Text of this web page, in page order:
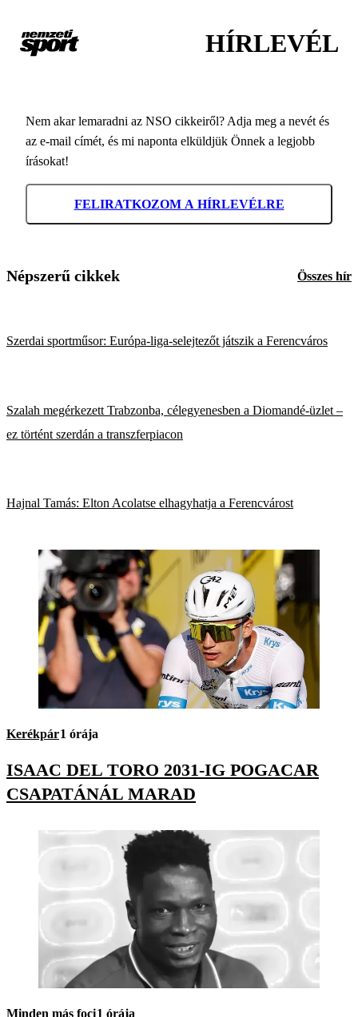
HÍRLEVÉL
Nem akar lemaradni az NSO cikkeiről? Adja meg a nevét és
az e-mail címét, és mi naponta elküldjük Önnek a legjobb
írásokat!
FELIRATKOZOM A HÍRLEVÉLRE
Népszerű cikkek Összes hír
Szerdai sportműsor: Európa-liga-selejtezőt játszik a Ferencváros
Szalah megérkezett Trabzonba, célegyenesben a Diomandé-üzlet –
ez történt szerdán a transzferpiacon
Hajnal Tamás: Elton Acolatse elhagyhatja a Ferencvárost
Kerékpár1 órája
ISAAC DEL TORO 2031-IG POGACAR
CSAPATÁNÁL MARAD
Minden más foci1 órája